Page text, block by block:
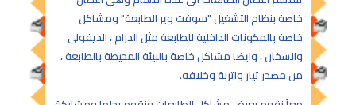
خاصة بنظام التشغيل "سوفت وير الطابعة" ومشاكل
خاصة بالمكونات الداخلية للطابعة مثل الدرام ، الديفولى
والسخان ، وايضا مشاكل خاصة بالبيئة المحيطة بالطابعة ،
من مصدر تيار واتربة وخلافه.